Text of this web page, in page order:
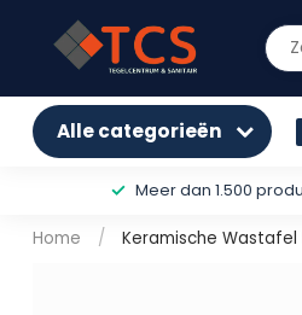
Alle categorieën
Meer dan 1.500
Home / Keramische